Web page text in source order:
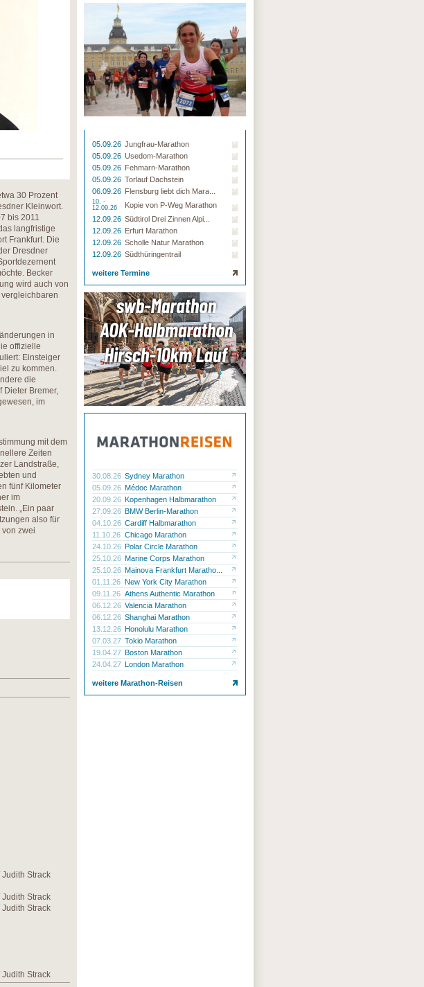
30 Prozent
Kleinwort.
bis 2011
langfristige
Frankfurt. Die
Dresdner
Becker
wird auch von
in
offizielle
Einsteiger
zu kommen.
die
Dieter Bremer,
im
mit dem
Zeiten
Landstraße,
und
fünf Kilometer
im
„Ein paar
also für
zwei
Strack
Strack
Strack
Strack
05.09.26 Jungfrau-Marathon
05.09.26 Usedom-Marathon
05.09.26 Fehmarn-Marathon
05.09.26 Torlauf Dachstein
06.09.26 Flensburg liebt dich Mara...
10. -
12.09.26
Kopie von P-Weg Marathon
12.09.26 Südtirol Drei Zinnen Alpi...
12.09.26 Erfurt Marathon
12.09.26 Scholle Natur Marathon
12.09.26 Südthüringentrail
weitere Termine
30.08.26 Sydney Marathon
05.09.26 Médoc Marathon
20.09.26 Kopenhagen Halbmarathon
27.09.26 BMW Berlin-Marathon
04.10.26 Cardiff Halbmarathon
11.10.26 Chicago Marathon
24.10.26 Polar Circle Marathon
25.10.26 Marine Corps Marathon
25.10.26 Mainova Frankfurt Maratho...
01.11.26 New York City Marathon
09.11.26 Athens Authentic Marathon
06.12.26 Valencia Marathon
06.12.26 Shanghai Marathon
13.12.26 Honolulu Marathon
07.03.27 Tokio Marathon
19.04.27 Boston Marathon
24.04.27 London Marathon
weitere Marathon-Reisen